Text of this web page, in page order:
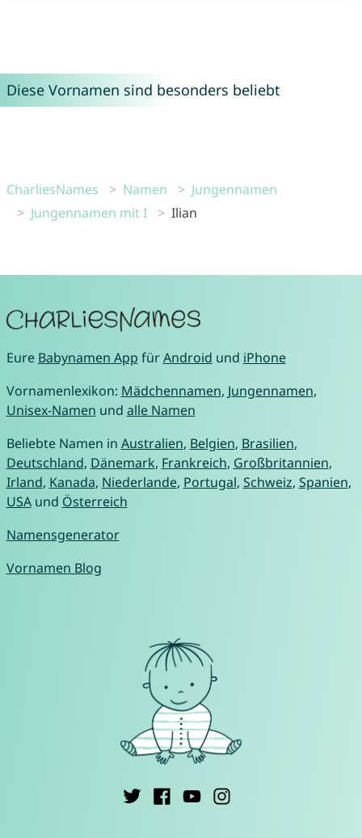
Diese Vornamen sind besonders beliebt
CharliesNames Namen
Jungennamen
Jungennamen mit I
Ilian
Eure Babynamen App fürAndroid und iPhone
Vornamenlexikon: Mädchennamen, Jungennamen,
Unisex-Namen und alle Namen
Beliebte Namen in Australien, Belgien, Brasilien,
Deutschland, Dänemark, Frankreich, Großbritannien,
Irland, Kanada, Niederlande, Portugal, Schweiz, Spanien,
USAund Österreich
Namensgenerator
Vornamen Blog